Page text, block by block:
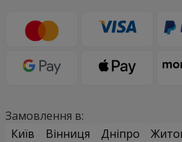
Замовлення в:
Київ
Вінниця Дніпро